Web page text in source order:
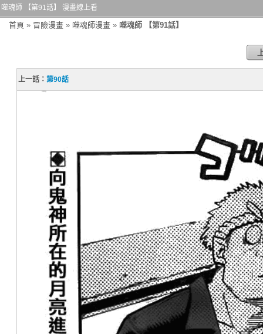
噬魂師 【第91話】 漫畫線上看
首頁 » 冒險漫畫 » 噬魂師漫畫 » 噬魂師 【第91話】
上一話：第90話